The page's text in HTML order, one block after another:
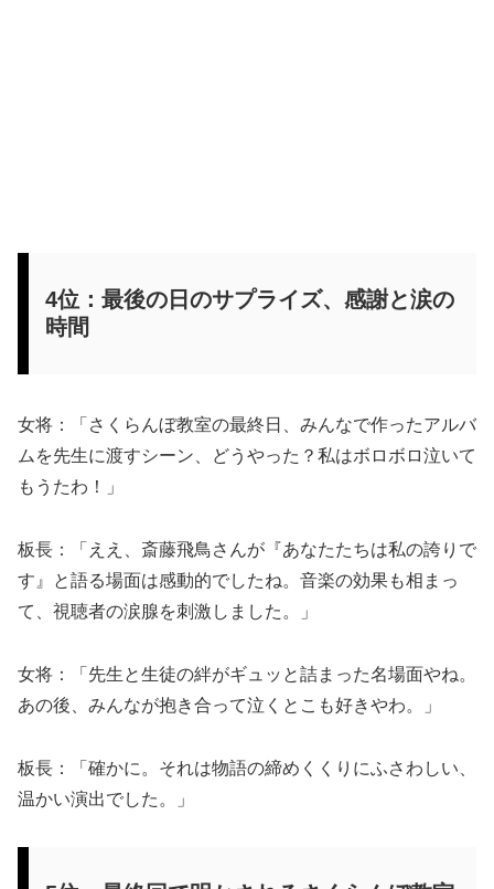
4位：最後の日のサプライズ、感謝と涙の
時間
女将：「さくらんぼ教室の最終日、みんなで作ったアルバ
ムを先生に渡すシーン、どうやった？私はボロボロ泣いて
もうたわ！」
板長：「ええ、斎藤飛鳥さんが『あなたたちは私の誇りで
す』と語る場面は感動的でしたね。音楽の効果も相まっ
て、視聴者の涙腺を刺激しました。」
女将：「先生と生徒の絆がギュッと詰まった名場面やね。
あの後、みんなが抱き合って泣くとこも好きやわ。」
板長：「確かに。それは物語の締めくくりにふさわしい、
温かい演出でした。」